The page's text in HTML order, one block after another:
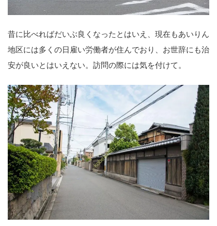
昔に比べればだいぶ良くなったとはいえ、現在もあいりん
地区には多くの日雇い労働者が住んでおり、お世辞にも治
安が良いとはいえない。訪問の際には気を付けて。